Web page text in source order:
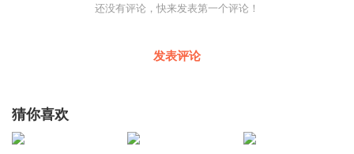
还没有评论，快来发表第一个评论！
发表评论
猜你喜欢